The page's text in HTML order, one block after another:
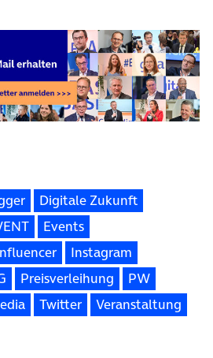
Digitale Zukunft
Events
Instagram
Preisverleihung
PW
Twitter
Veranstaltung